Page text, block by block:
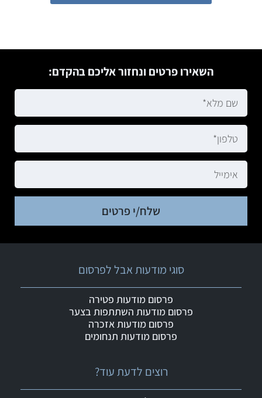
השאירו פרטים ונחזור אליכם בהקדם:
שלח/י פרטים
רוצים לדעת עוד?
סוגי מודעות אבל לפרסום
פרסום מודעות פטירה
פרסום מודעות השתתפות בצער
פרסום מודעות אזכרה
פרסום מודעות תנחומים